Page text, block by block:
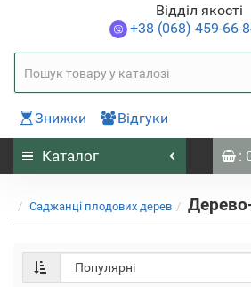
Відділ якості
+38 (068) 459-66-
Знижки Відгуки
Каталог :
Саджанці плодових дерев